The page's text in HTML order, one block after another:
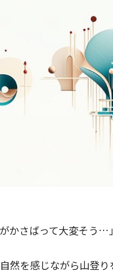
かさばって大変そう…」
然を感じながら山登り